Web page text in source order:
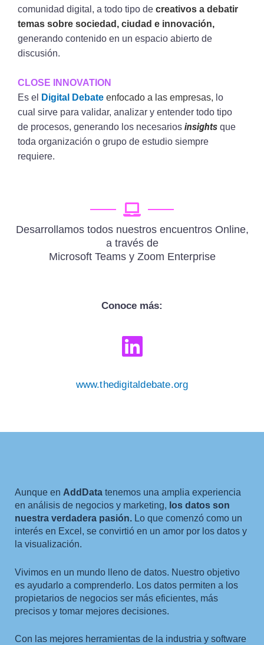
comunidad digital, a todo tipo de creativos a debatir
temas sobre sociedad, ciudad e innovación,
generando contenido en un espacio abierto de
discusión.
CLOSE INNOVATION
Es el
Digital Debate enfocado a las empresas, lo
cual sirve para validar, analizar y entender todo tipo
de procesos, generando los necesarios insights que
toda organización o grupo de estudio siempre
requiere.
Desarrollamos todos nuestros encuentros Online,
a través de
Microsoft Teams y Zoom Enterprise
Conoce más:
L
i
n
e
n
www.thedigitaldebate.org
Aunque en AddData tenemos una amplia experiencia
en análisis de negocios y marketing, los datos son
nuestra verdadera pasión. Lo que comenzó como un
interés en Excel, se convirtió en un amor por los datos y
la visualización.
Vivimos en un mundo lleno de datos. Nuestro objetivo
es ayudarlo a comprenderlo. Los datos permiten a los
propietarios de negocios ser más eficientes, más
precisos y tomar mejores decisiones.
Con las mejores herramientas de la industria y software